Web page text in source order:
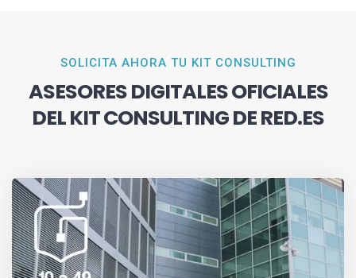
SOLICITA AHORA TU KIT CONSULTING
ASESORES DIGITALES OFICIALES
DEL KIT CONSULTING DE RED.ES